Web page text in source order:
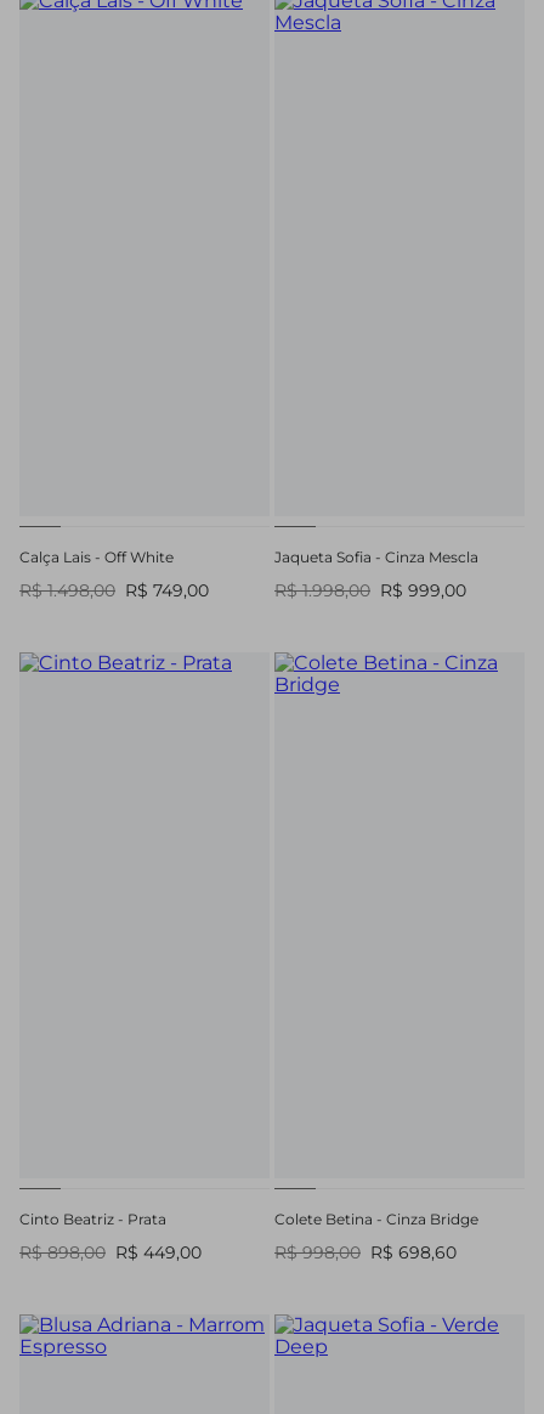
Calça Lais - Off White
R$ 1.498,00 R$ 749,00
Jaqueta Sofia - Cinza Mescla
R$ 1.998,00 R$ 999,00
Cinto Beatriz - Prata
R$ 898,00 R$ 449,00
Colete Betina - Cinza Bridge
R$ 998,00 R$ 698,60